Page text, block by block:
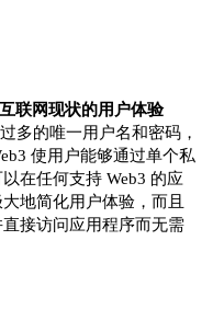
联网现状的用户体验
多的唯一用户名和密码，
使用户能够通过单个私
在任何支持 Web3 的应
地简化用户体验，而且
接访问应用程序而无需